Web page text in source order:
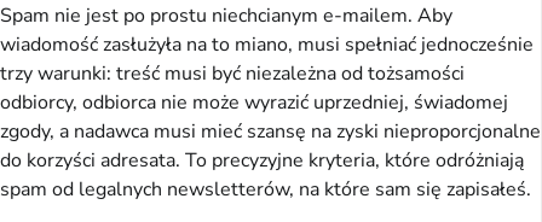
Spam nie jest po prostu niechcianym e-mailem. Aby
wiadomość zasłużyła na to miano, musi spełniać jednocześnie
trzy warunki: treść musi być niezależna od tożsamości
odbiorcy, odbiorca nie może wyrazić uprzedniej, świadomej
zgody, a nadawca musi mieć szansę na zyski nieproporcjonalne
do korzyści adresata. To precyzyjne kryteria, które odróżniają
spam od legalnych newsletterów, na które sam się zapisałeś.